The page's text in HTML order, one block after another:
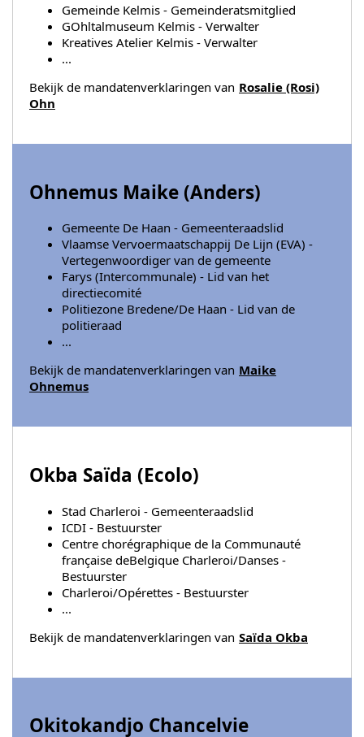
Gemeinde Kelmis - Gemeinderatsmitglied
GOhltalmuseum Kelmis - Verwalter
Kreatives Atelier Kelmis - Verwalter
...
Bekijk de mandatenverklaringen van Rosalie (Rosi)
Ohn
Ohnemus Maike (Anders)
Gemeente De Haan - Gemeenteraadslid
Vlaamse Vervoermaatschappij De Lijn (EVA) -
Vertegenwoordiger van de gemeente
Farys (Intercommunale) - Lid van het
directiecomité
Politiezone Bredene/De Haan - Lid van de
politieraad
...
Bekijk de mandatenverklaringen van Maike
Ohnemus
Okba Saïda (Ecolo)
Stad Charleroi - Gemeenteraadslid
ICDI - Bestuurster
Centre chorégraphique de la Communauté
française deBelgique Charleroi/Danses -
Bestuurster
Charleroi/Opérettes - Bestuurster
...
Bekijk de mandatenverklaringen van Saïda Okba
Okitokandjo Chancelvie